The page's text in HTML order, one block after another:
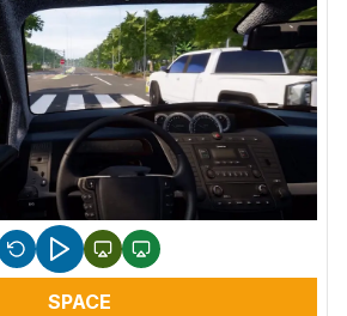
SPACE